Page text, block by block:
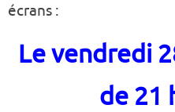
écrans :
Le vendredi
de 21